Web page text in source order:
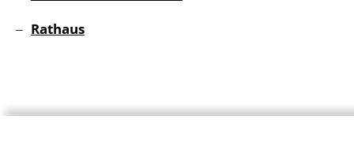
Rathaus